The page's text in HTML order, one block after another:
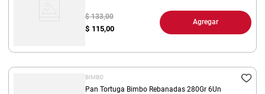
$ 115,00
$ 133,00
Agregar
BIMBO
Pan Tortuga Bimbo Rebanadas 280Gr 6Un